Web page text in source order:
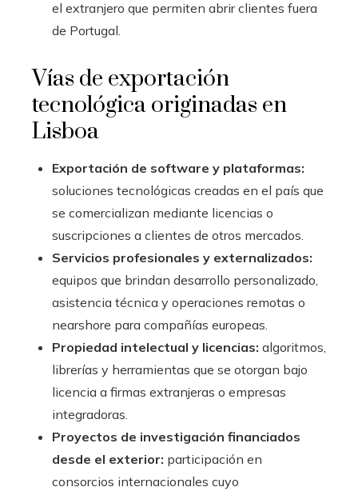
el extranjero que permiten abrir clientes fuera
de Portugal.
Vías de exportación
tecnológica originadas en
Lisboa
Exportación de software y plataformas:
soluciones tecnológicas creadas en el país que
se comercializan mediante licencias o
suscripciones a clientes de otros mercados.
Servicios profesionales y externalizados:
equipos que brindan desarrollo personalizado,
asistencia técnica y operaciones remotas o
nearshore para compañías europeas.
Propiedad intelectual y licencias: algoritmos,
librerías y herramientas que se otorgan bajo
licencia a firmas extranjeras o empresas
integradoras.
Proyectos de investigación financiados
desde el exterior: participación en
consorcios internacionales cuyo